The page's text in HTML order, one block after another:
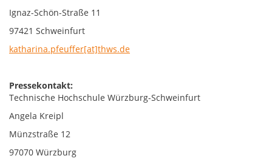
Ignaz-Schön-Straße 11
97421 Schweinfurt
katharina.pfeuffer[at]thws.de
Pressekontakt:
Technische Hochschule Würzburg-Schweinfurt
Angela Kreipl
Münzstraße 12
97070 Würzburg